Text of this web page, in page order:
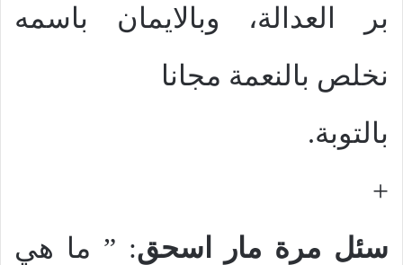
بر العدالة، وبالايمان باسمه
نخلص بالنعمة مجانا
بالتوبة.
+
سئل مرة مار اسحق: ” ما هي